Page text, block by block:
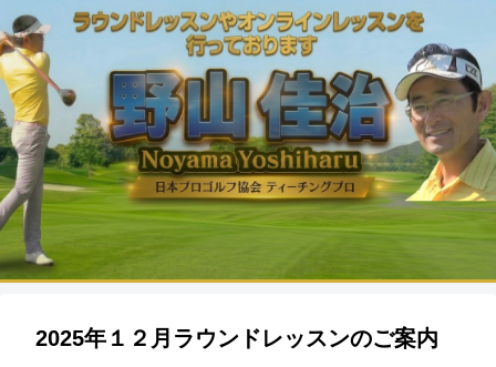
2025年１２月ラウンドレッスンのご案内